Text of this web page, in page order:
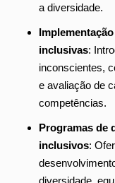
a diversidade.
inclusivas:
inconscientes,
e avaliação de
competências.
Programas de
inclusivos:
diversidade,